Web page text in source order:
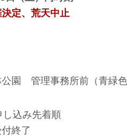
定、荒天中止
園 管理事務所前（青緑色
込み先着順
終了